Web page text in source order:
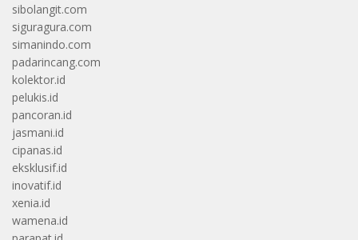
sibolangit.com
siguragura.com
simanindo.com
padarincang.com
kolektor.id
pelukis.id
pancoran.id
jasmani.id
cipanas.id
eksklusif.id
inovatif.id
xenia.id
wamena.id